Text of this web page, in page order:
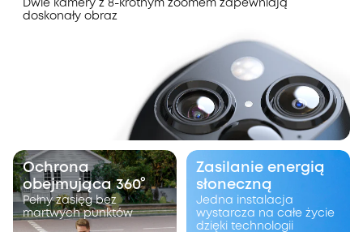
Dwie kamery z 8-krotnym zoomem zapewniają
doskonały obraz
Zasilanie energią
słoneczną
Jedna instalacja
wystarcza na całe życie
dzięki technologii
Ochrona
obejmująca 360°
Pełny zasięg bez
martwych punktów